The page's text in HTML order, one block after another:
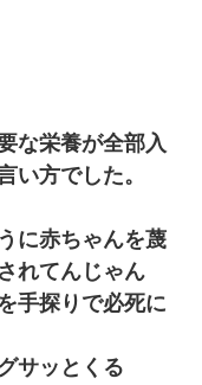
な栄養が全部入
い方でした。
に赤ちゃんを蔑
れてんじゃん
手探りで必死に
サッとくる